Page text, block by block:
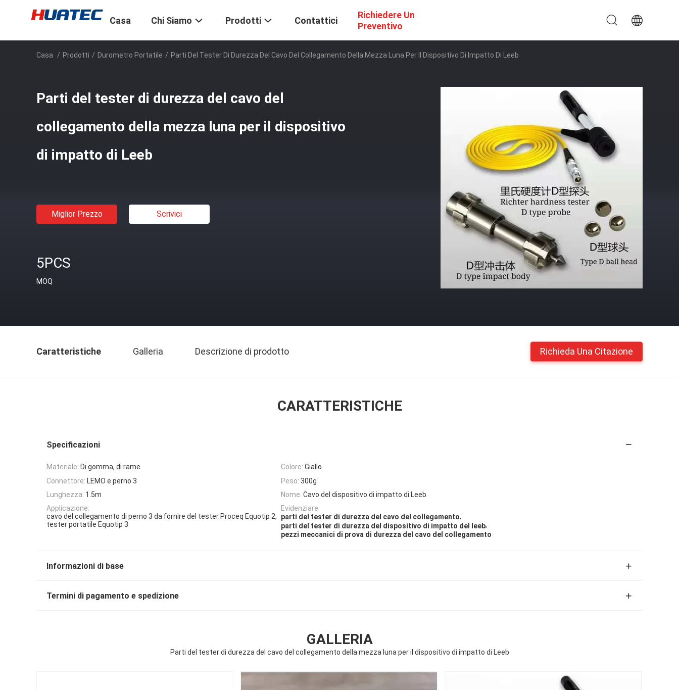
Casa Chi Siamo Prodotti Contattici
Richiedere Un
Preventivo
Casa / Prodotti / Durometro Portatile / Parti Del Tester Di Durezza Del Cavo Del Collegamento Della Mezza Luna Per Il Dispositivo Di Impatto Di Leeb
Parti del tester di durezza del cavo del
collegamento della mezza luna per il dispositivo
di impatto di Leeb
Miglior Prezzo Scrivici
5PCS
MOQ
Caratteristiche Galleria Descrizione di prodotto Richieda Una Citazione
CARATTERISTICHE
Specificazioni
Materiale: Di gomma, di rame Colore: Giallo
Connettore: LEMO e perno 3 Peso: 300g
Lunghezza: 1.5m Nome: Cavo del dispositivo di impatto di Leeb
Applicazione:
cavo del collegamento di perno 3 da fornire del tester Proceq Equotip 2,
tester portatile Equotip 3
Evidenziare:
parti del tester di durezza del cavo del collegamento,
parti del tester di durezza del dispositivo di impatto del leeb,
pezzi meccanici di prova di durezza del cavo del collegamento
Informazioni di base
Termini di pagamento e spedizione
GALLERIA
Parti del tester di durezza del cavo del collegamento della mezza luna per il dispositivo di impatto di Leeb